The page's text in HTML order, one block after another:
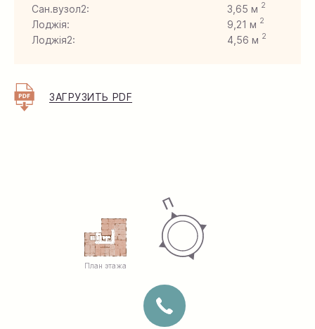
План этажа
Сан.вузол2: 3,65 м 2
Лоджія: 9,21 м 2
Лоджія2: 4,56 м 2
ЗАГРУЗИТЬ PDF